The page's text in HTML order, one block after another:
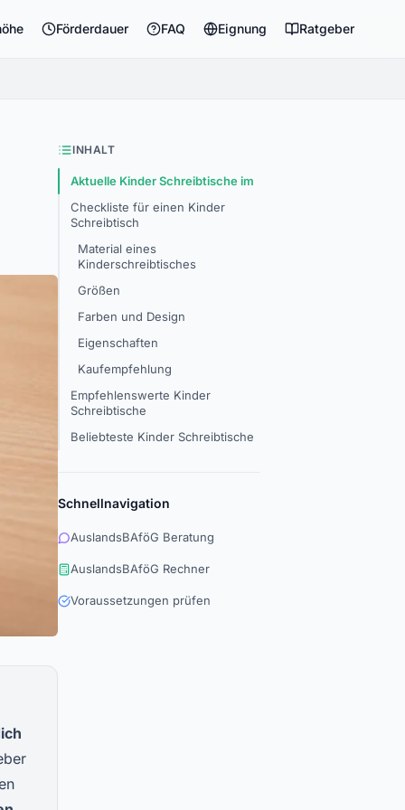
Förderdauer FAQ Eignung Ratgeber
INHALT
Aktuelle Kinder Schreibtische im
Checkliste für einen Kinder
Schreibtisch
Material eines
Kinderschreibtisches
Größen
Farben und Design
Eigenschaften
Kaufempfehlung
Empfehlenswerte Kinder
Schreibtische
Beliebteste Kinder Schreibtische
Schnellnavigation
AuslandsBAföG Beratung
AuslandsBAföG Rechner
Voraussetzungen prüfen